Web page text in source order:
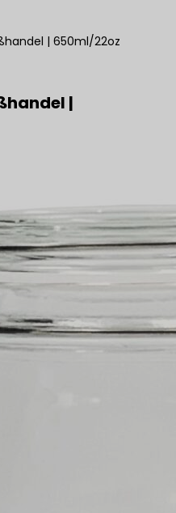
| 650ml/22oz
|